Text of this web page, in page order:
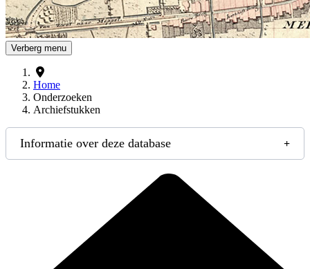
Verberg menu
Home
Onderzoeken
Archiefstukken
Informatie over deze database